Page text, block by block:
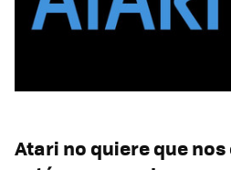
Atari no quiere que